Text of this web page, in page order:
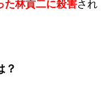
た林貢二に殺害され
？